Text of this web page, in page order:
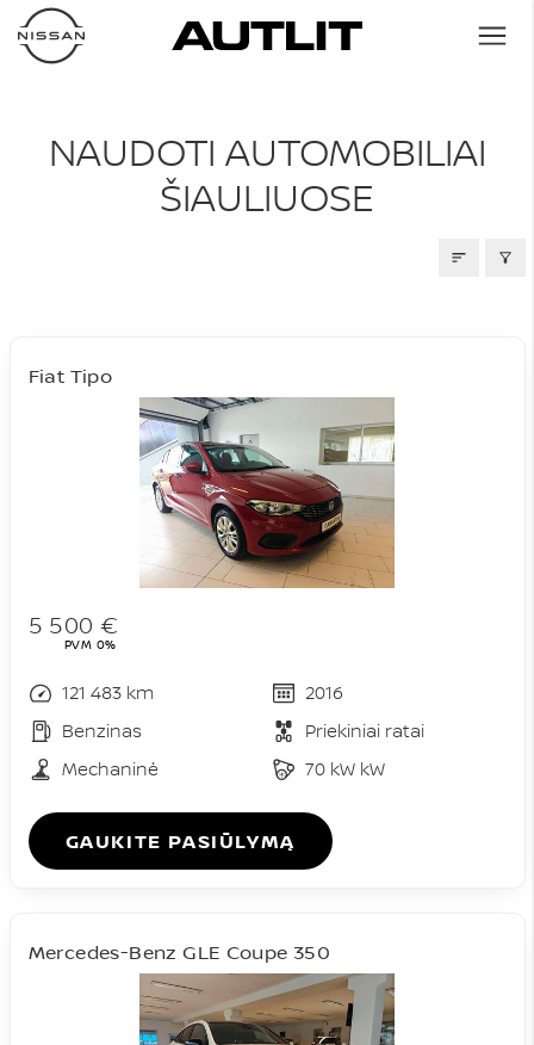
NAUDOTI AUTOMOBILIAI
NAUDOTI AUTOMOBILIAI
ŠIAULIUOSE
Fiat Tipo
5 500 €
PVM 0%
121 483 km
2016
Benzinas
Priekiniai ratai
Mechaninė
70 kW kW
GAUKITE PASIŪLYMĄ
Mercedes-Benz GLE Coupe 350